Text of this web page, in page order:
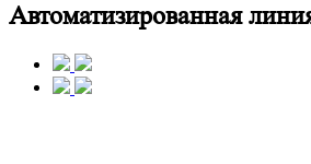
Автоматизированная